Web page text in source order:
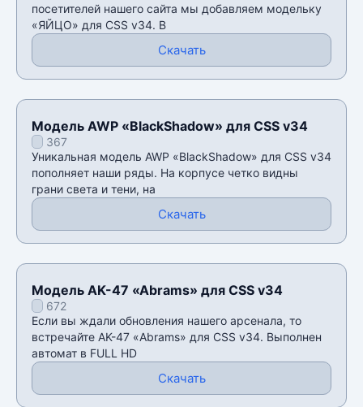
посетителей нашего сайта мы добавляем модельку
«ЯЙЦО» для CSS v34. В
Скачать
Модель AWP «BlackShadow» для CSS v34
367
Уникальная модель AWP «BlackShadow» для CSS v34
пополняет наши ряды. На корпусе четко видны
грани света и тени, на
Скачать
Модель AK-47 «Abrams» для CSS v34
672
Если вы ждали обновления нашего арсенала, то
встречайте AK-47 «Abrams» для CSS v34. Выполнен
автомат в FULL HD
Скачать